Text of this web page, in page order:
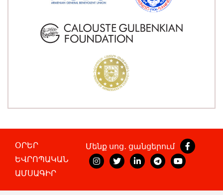
ՕՐԵՐ
ԵՎՐՈՊԱԿԱՆ
ԱՄՍԱԳԻՐ
Մենք սոց․ ցանցերում